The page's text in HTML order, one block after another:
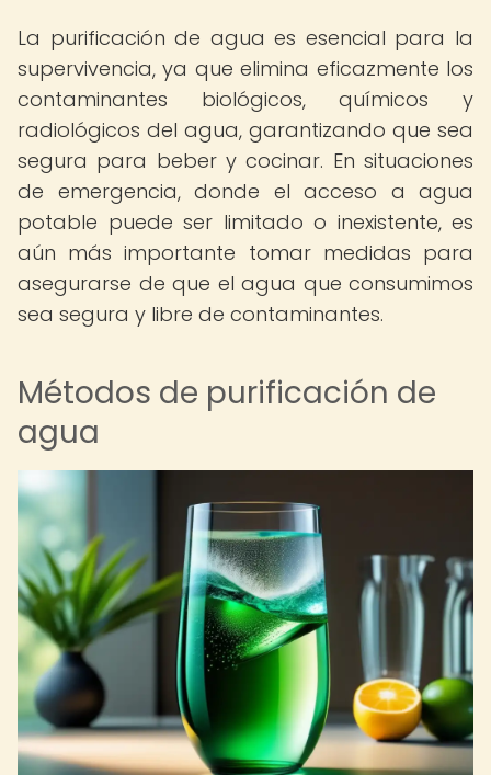
La purificación de agua es esencial para la
supervivencia, ya que elimina eficazmente los
contaminantes biológicos, químicos y
radiológicos del agua, garantizando que sea
segura para beber y cocinar. En situaciones
de emergencia, donde el acceso a agua
potable puede ser limitado o inexistente, es
aún más importante tomar medidas para
asegurarse de que el agua que consumimos
sea segura y libre de contaminantes.
Métodos de purificación de
agua